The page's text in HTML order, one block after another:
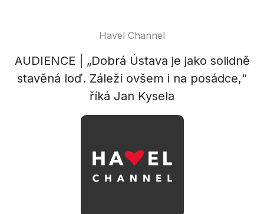
Havel Channel
AUDIENCE | „Dobrá Ústava je jako solidně
stavěná loď. Záleží ovšem i na posádce,“
říká Jan Kysela